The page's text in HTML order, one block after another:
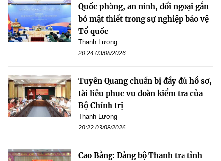
Quốc phòng, an ninh, đối ngoại gắn
bó mật thiết trong sự nghiệp bảo vệ
Tổ quốc
Thanh Lương
20:24 03/08/2026
Tuyên Quang chuẩn bị đầy đủ hồ sơ,
tài liệu phục vụ đoàn kiểm tra của
Bộ Chính trị
Thanh Lương
20:22 03/08/2026
Cao Bằng: Đảng bộ Thanh tra tỉnh